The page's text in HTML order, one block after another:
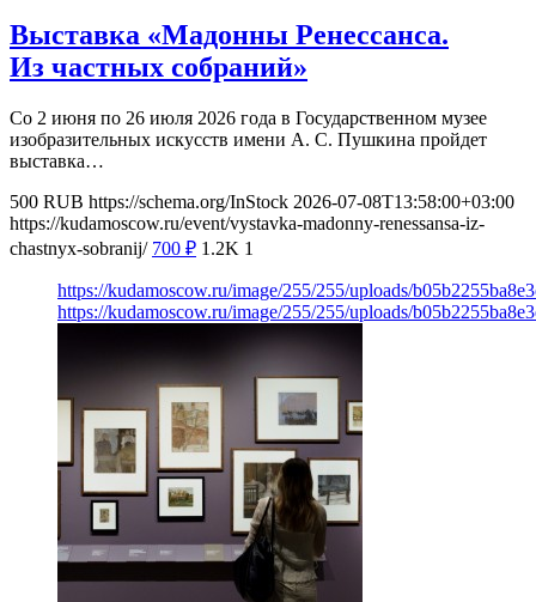
Выставка «Мадонны Ренессанса.
Из частных собраний»
Со 2 июня по 26 июля 2026 года в Государственном музее
изобразительных искусств имени А. С. Пушкина пройдет
выставка…
500 RUB https://schema.org/InStock 2026-07-08T13:58:00+03:00
https://kudamoscow.ru/event/vystavka-madonny-renessansa-iz-
chastnyx-sobranij/ 700 ₽ 1.2K 1
https://kudamoscow.ru/image/255/255/uploads/
https://kudamoscow.ru/image/255/255/uploads/